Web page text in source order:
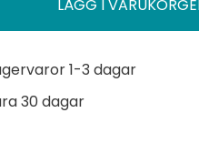
1-3 dagar
30 dagar